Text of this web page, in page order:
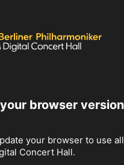
browser
your browser to use
Concert Hall.